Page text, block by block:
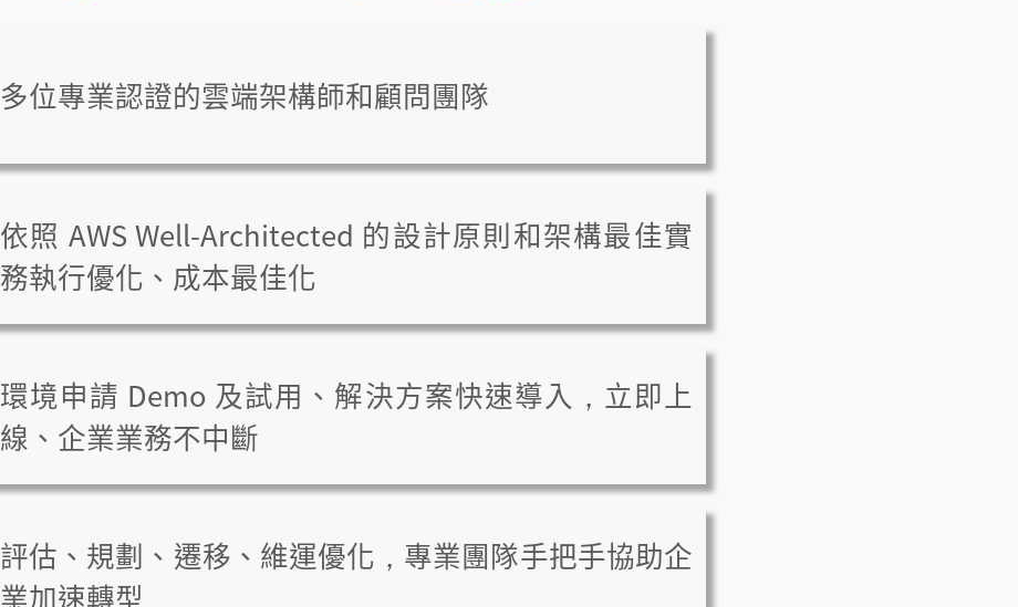
多位專業認證的雲端架構師和顧問團隊
依照 AWS Well-Architected 的設計原則和架構最佳實
務執行優化、成本最佳化
環境申請 Demo 及試用、解決方案快速導入，立即上
線、企業業務不中斷
評估、規劃、遷移、維運優化，專業團隊手把手協助企
業加速轉型